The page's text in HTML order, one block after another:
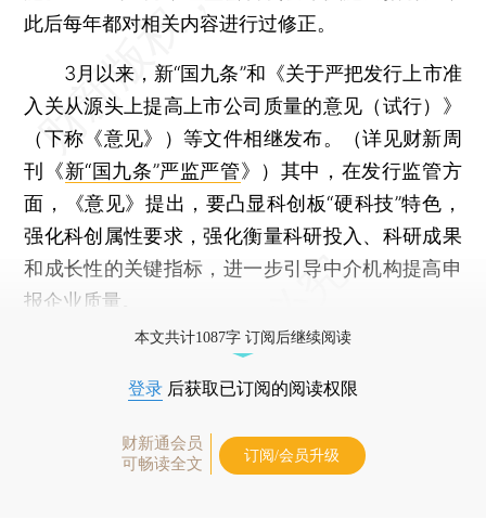
此后每年都对相关内容进行过修正。
3月以来，新“国九条”和《关于严把发行上市准
入关从源头上提高上市公司质量的意见（试行）》
（下称《意见》）等文件相继发布。（详见财新周
刊《新“国九条”严监严管》）其中，在发行监管方
面，《意见》提出，要凸显科创板“硬科技”特色，
强化科创属性要求，强化衡量科研投入、科研成果
和成长性的关键指标，进一步引导中介机构提高申
报企业质量。
本文共计1087字 订阅后继续阅读
登录 后获取已订阅的阅读权限
财新通会员
可畅读全文
订阅/会员升级